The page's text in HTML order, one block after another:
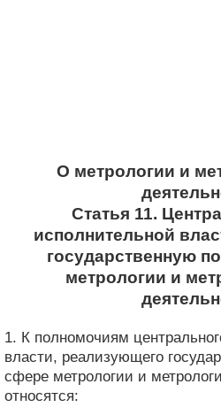
О метрологии и
Статья 11.
исполнительной
государственную
метрологии и
1. К полномочиям
власти, реализующего
сфере метрологии и
относятся: